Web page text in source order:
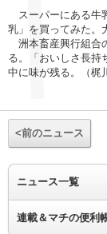
スーパーにある牛
乳」を買ってみた。
洲本畜産興行組合
る。「おいしさ長持
中に味が残る。（梶
<前のニュース
ニュース一覧
連載＆マチの便利